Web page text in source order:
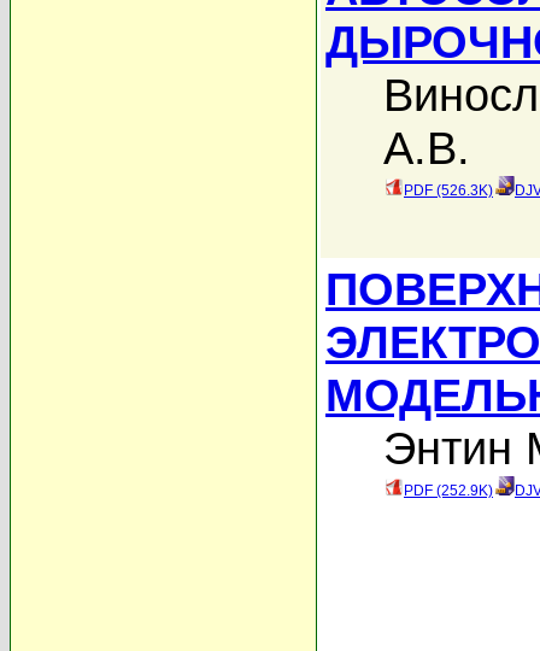
А.В.
PDF (526.3K)
Энтин
PDF (252.9K)